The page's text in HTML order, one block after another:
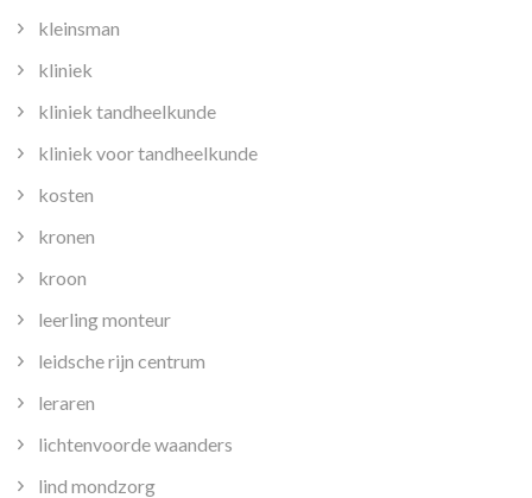
kleinsman
kliniek
kliniek tandheelkunde
kliniek voor tandheelkunde
kosten
kronen
kroon
leerling monteur
leidsche rijn centrum
leraren
lichtenvoorde waanders
lind mondzorg